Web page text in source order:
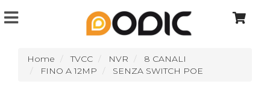
Home TVCC NVR
8 CANALI
FINO A 12MP
SENZA SWITCH POE